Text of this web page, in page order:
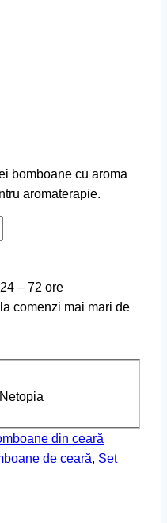
bomboane cu aroma
aromaterapie.
– 72 ore
comenzi mai mari de
din ceară
de ceară, Set